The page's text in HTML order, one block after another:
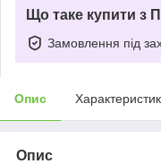
Що таке купити з
Замовлення під
Опис
Опис